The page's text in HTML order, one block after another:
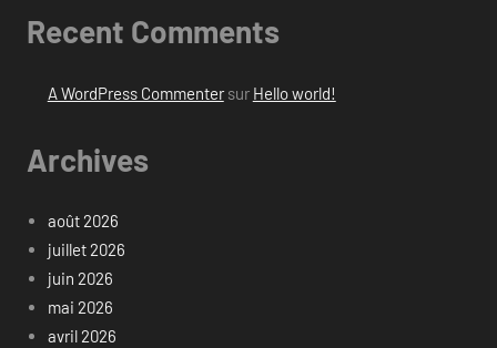
Recent Comments
A WordPress Commentersur Hello world!
Archives
août 2026
juillet 2026
juin 2026
mai 2026
avril 2026